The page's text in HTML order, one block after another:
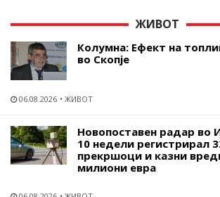
ЖИВОТ
Колумна: Ефект на
во Скопје
06.08.2026 ЖИВОТ
Новопоставен радар во
10 недели регистрирал
прекршоци и казни
милиони евра